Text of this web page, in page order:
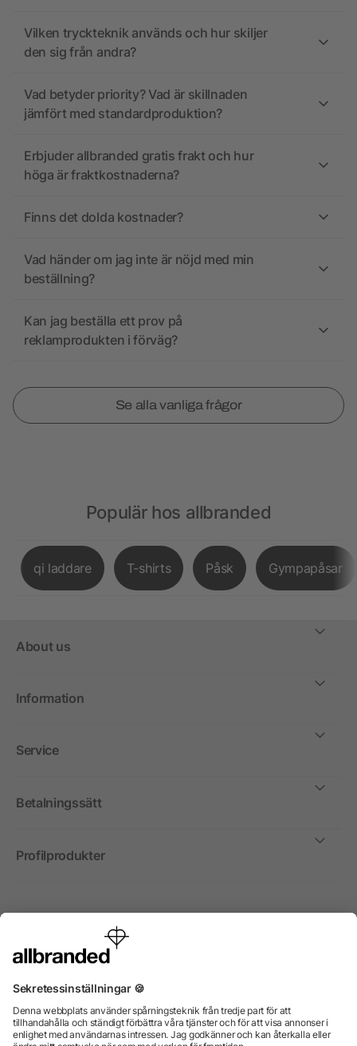
Vilken tryckteknik används och hur skiljer
den sig från andra?
Vad betyder priority? Vad är skillnaden
jämfört med standardproduktion?
Erbjuder allbranded gratis frakt och hur
höga är fraktkostnaderna?
Finns det dolda kostnader?
Vad händer om jag inte är nöjd med min
beställning?
Kan jag beställa ett prov på
reklamprodukten i förväg?
Se alla vanliga frågor
Populär hos allbranded
qi laddare T-shirts Påsk Gympapåsar
About us
Information
Service
Betalningssätt
Profilprodukter
Internationellt